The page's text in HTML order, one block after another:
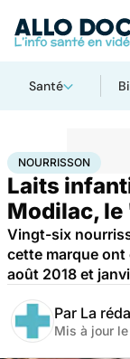
Santé
AccueilSantéNourrisson
NOURRISSON
Laits
Modilac,
Vingt-six
cette marque
août 2018 et
Par La
Mis à jour le